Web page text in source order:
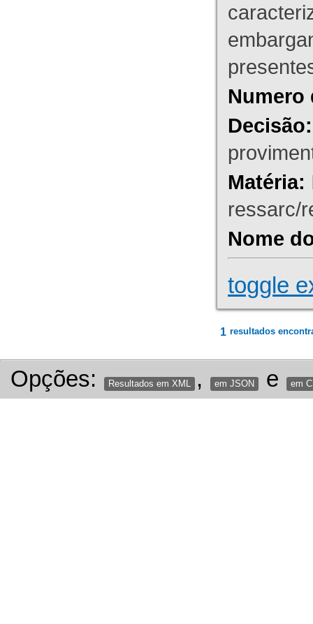
Numero
Decisão:
Matéria:
ressarc/
Nome
toggle
1 resultados
Opções: Resultados em XML , em JSON e em